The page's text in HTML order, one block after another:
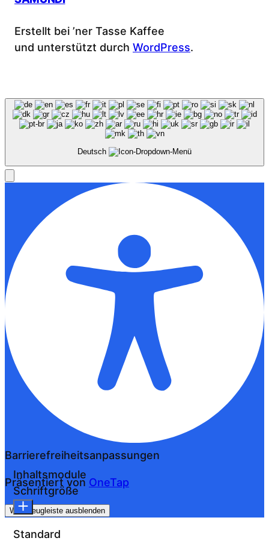
Erstellt bei ’ner Tasse Kaffee
und unterstützt durch WordPress.
Deutsch
Barrierefreiheitsanpassungen
Präsentiert von OneTap
Werkzeugleiste ausblenden
Inhaltsmodule
Schriftgröße
Standard